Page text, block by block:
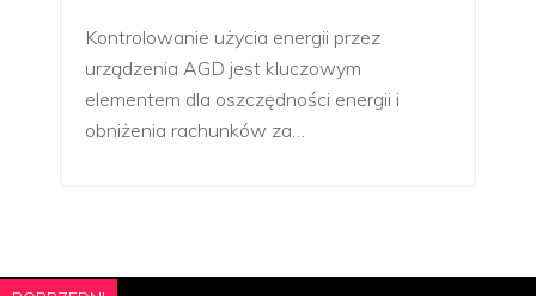
Kontrolowanie użycia energii przez
urządzenia AGD jest kluczowym
elementem dla oszczędności energii i
obniżenia rachunków za…